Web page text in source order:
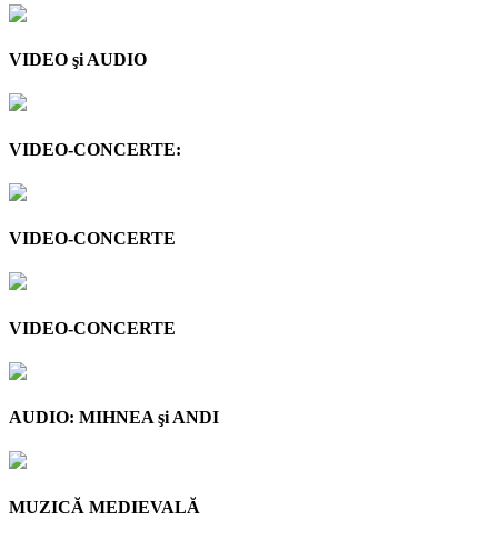
VIDEO şi AUDIO
VIDEO-CONCERTE:
VIDEO-CONCERTE
VIDEO-CONCERTE
AUDIO: MIHNEA şi ANDI
MUZICĂ MEDIEVALĂ